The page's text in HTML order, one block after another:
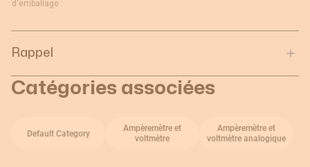
d'emballage :
Rappel
Catégories associées
Default Category
Ampèremètre et
voltmètre
Ampèremètre et
voltmètre analogique